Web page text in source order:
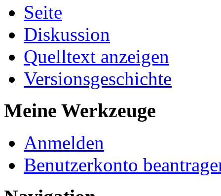
Seite
Diskussion
Quelltext anzeigen
Versionsgeschichte
Meine Werkzeuge
Anmelden
Benutzerkonto